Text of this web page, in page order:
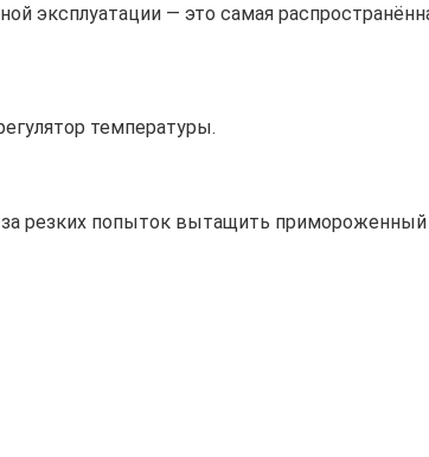
эксплуатации — это самая
температуры.
резких попыток вытащить